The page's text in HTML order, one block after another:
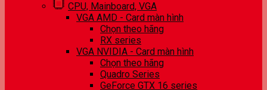
CPU, Mainboard, VGA
VGA AMD - Card màn hình
Chọn theo hãng
RX series
VGA NVIDIA - Card màn hình
Chọn theo hãng
Quadro Series
GeForce GTX 16 series